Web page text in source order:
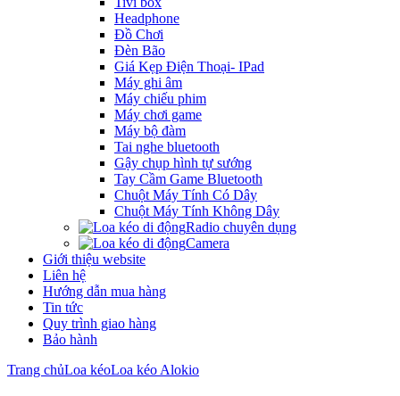
Headphone
Đồ Chơi
Đèn Bão
Giá Kẹp Điện Thoại- IPad
Máy ghi âm
Máy chiếu phim
Máy chơi game
Máy bộ đàm
Tai nghe bluetooth
Gậy chụp hình tự sướng
Tay Cầm Game Bluetooth
Chuột Máy Tính Có Dây
Chuột Máy Tính Không Dây
Radio chuyên dụng
Camera
Giới thiệu website
Liên hệ
Hướng dẫn mua hàng
Tin tức
Quy trình giao hàng
Bảo hành
Trang chủLoa kéoLoa kéo Alokio